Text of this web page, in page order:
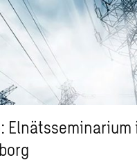
Elnätsseminarium i